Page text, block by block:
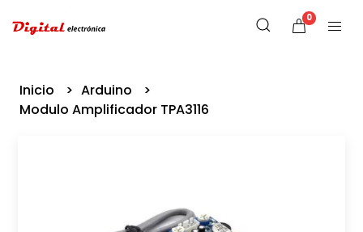
0
Inicio
Arduino
Modulo Amplificador TPA3116